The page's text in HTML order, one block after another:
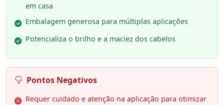
em casa
Embalagem generosa para múltiplas aplicações
Potencializa o brilho e a maciez dos cabelos
Pontos Negativos
Requer cuidado e atenção na aplicação para otimizar